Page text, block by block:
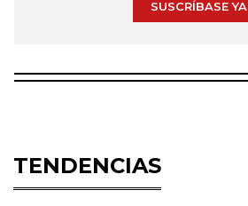
SUSCRÍBASE YA
TENDENCIAS